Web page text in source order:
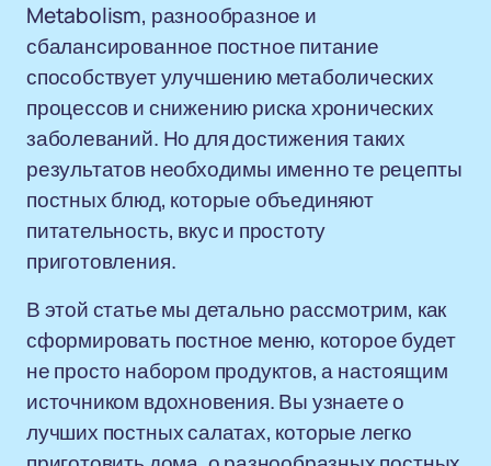
Metabolism, разнообразное и
сбалансированное постное питание
способствует улучшению метаболических
процессов и снижению риска хронических
заболеваний. Но для достижения таких
результатов необходимы именно те рецепты
постных блюд, которые объединяют
питательность, вкус и простоту
приготовления.
В этой статье мы детально рассмотрим, как
сформировать постное меню, которое будет
не просто набором продуктов, а настоящим
источником вдохновения. Вы узнаете о
лучших постных салатах, которые легко